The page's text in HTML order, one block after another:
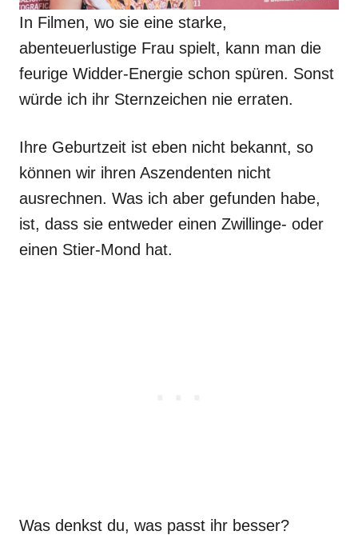
In Filmen, wo sie eine starke,
abenteuerlustige Frau spielt, kann man die
feurige Widder-Energie schon spüren. Sonst
würde ich ihr Sternzeichen nie erraten.
Ihre Geburtzeit ist eben nicht bekannt, so
können wir ihren Aszendenten nicht
ausrechnen. Was ich aber gefunden habe,
ist, dass sie entweder einen Zwillinge- oder
einen Stier-Mond hat.
Was denkst du, was passt ihr besser?